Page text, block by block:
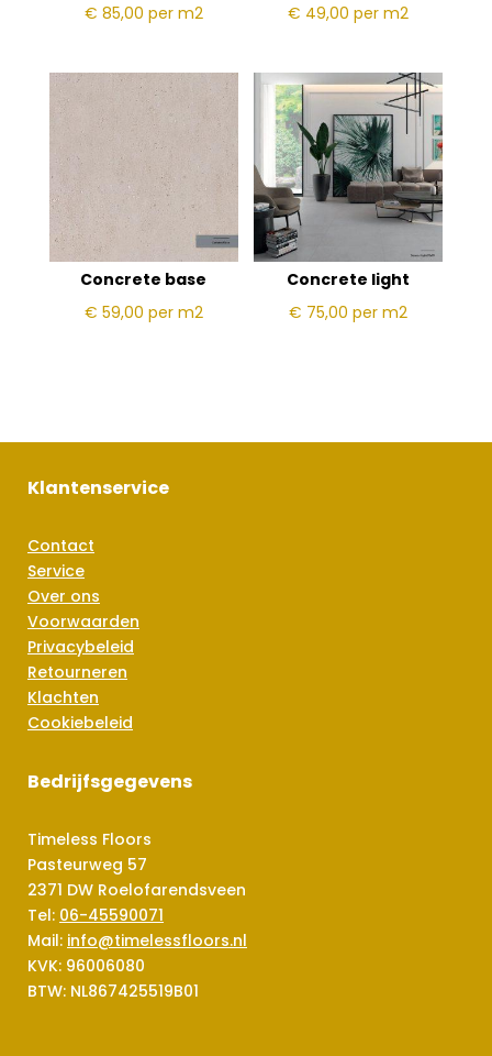
€ 85,00 per m2
€ 49,00per m2
Concrete base
€ 59,00 per m2
Concrete light
€ 75,00per m2
Klantenservice
Contact
Service
Over ons
Voorwaarden
Privacybeleid
Retourneren
Klachten
Cookiebeleid
Bedrijfsgegevens
Timeless Floors
Pasteurweg 57
2371 DW Roelofarendsveen
Tel: 06-45590071
Mail: info@timelessfloors.nl
KVK: 96006080
BTW: NL867425519B01